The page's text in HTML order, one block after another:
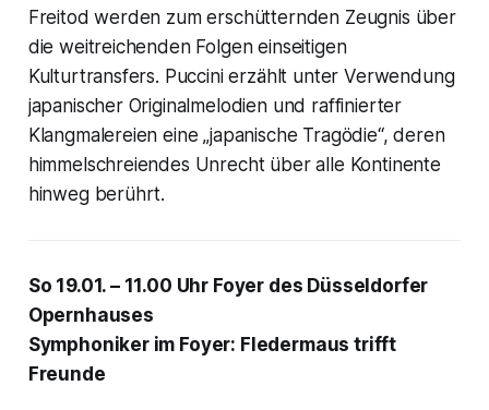
Freitod werden zum erschütternden Zeugnis über
die weitreichenden Folgen einseitigen
Kulturtransfers. Puccini erzählt unter Verwendung
japanischer Originalmelodien und raffinierter
Klangmalereien eine „japanische Tragödie“, deren
himmelschreiendes Unrecht über alle Kontinente
hinweg berührt.
So 19.01. – 11.00 Uhr Foyer des Düsseldorfer
Opernhauses
Symphoniker im Foyer: Fledermaus trifft
Freunde